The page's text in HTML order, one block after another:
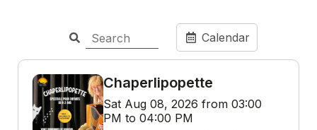
Calendar
Chaperlipopette
Sat Aug 08, 2026 from 03:00
PM to 04:00 PM